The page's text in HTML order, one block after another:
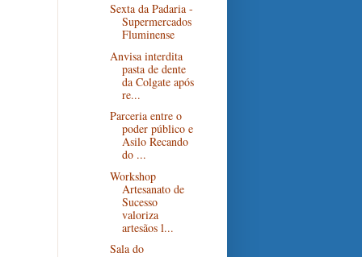
Sexta da Padaria -
Supermercados
Fluminense
Anvisa interdita
pasta de dente
da Colgate após
re...
Parceria entre o
poder público e
Asilo Recando
do ...
Workshop
Artesanato de
Sucesso
valoriza
artesãos l...
Sala do